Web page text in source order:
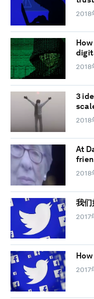
2018
2018
3
2018
At
2018
我
2017
2017